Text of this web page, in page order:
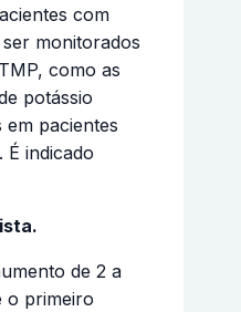
com
monitorados
como as
potássio
pacientes
indicado
de 2 a
o primeiro